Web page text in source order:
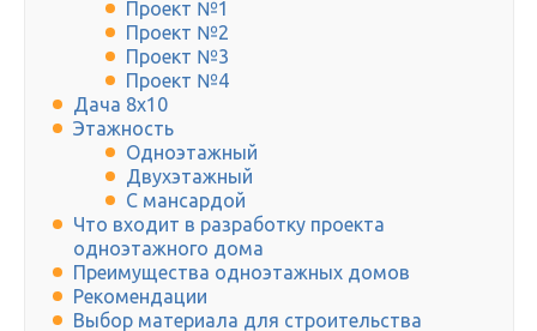
Проект №1
Проект №2
Проект №3
Проект №4
Дача 8х10
Этажность
Одноэтажный
Двухэтажный
С мансардой
Что входит в разработку проекта
одноэтажного дома
Преимущества одноэтажных домов
Рекомендации
Выбор материала для строительства